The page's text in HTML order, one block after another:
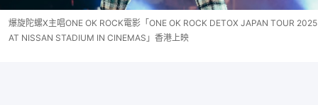
爆旋陀螺X主唱ONE OK ROCK電影「ONE OK ROCK DETOX JAPAN TOUR 2025
AT NISSAN STADIUM IN CINEMAS」香港上映